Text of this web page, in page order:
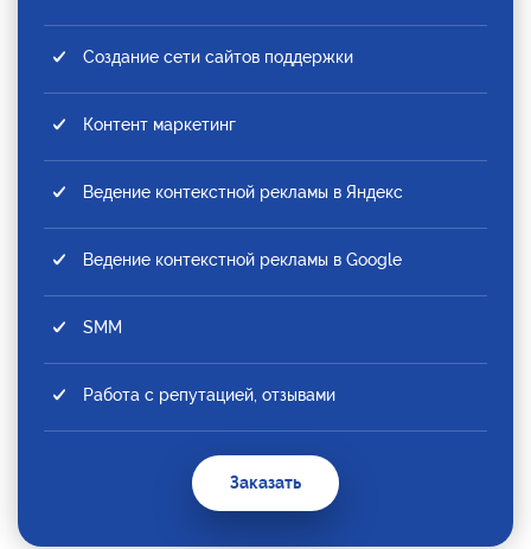
Создание сети сайтов поддержки
Контент маркетинг
Ведение контекстной рекламы в Яндекс
Ведение контекстной рекламы в Google
SMM
Работа с репутацией, отзывами
Заказать